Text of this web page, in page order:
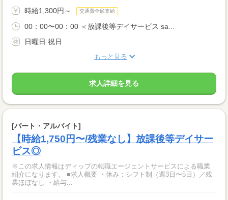
時給1,300円～ 交通費全額支給
00：00〜00：00 ＜放課後等デイサービス sa...
日曜日 祝日
もっと見る
求人詳細を見る
[パート・アルバイト]
【時給1,750円〜/残業なし】放課後等デイサー
ビス◎
※この求人情報はディップの転職エージェントサービスによる職業
紹介になります。 ■求人概要 ・休み：シフト制（週3日〜5日）／残
業ほぼなし ・給与...